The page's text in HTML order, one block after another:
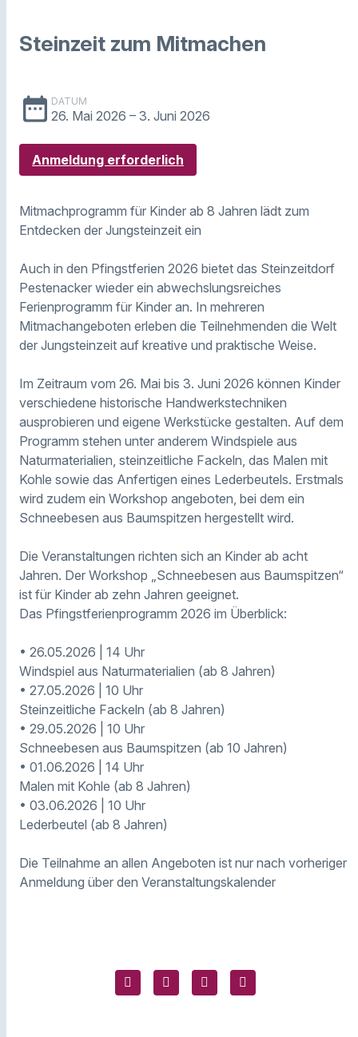
Steinzeit zum Mitmachen
date_range DATUM
26. Mai 2026 – 3. Juni 2026
Anmeldung erforderlich
Mitmachprogramm für Kinder ab 8 Jahren lädt zum
Entdecken der Jungsteinzeit ein
Auch in den Pfingstferien 2026 bietet das Steinzeitdorf
Pestenacker wieder ein abwechslungsreiches
Ferienprogramm für Kinder an. In mehreren
Mitmachangeboten erleben die Teilnehmenden die Welt
der Jungsteinzeit auf kreative und praktische Weise.
Im Zeitraum vom 26. Mai bis 3. Juni 2026 können Kinder
verschiedene historische Handwerkstechniken
ausprobieren und eigene Werkstücke gestalten. Auf dem
Programm stehen unter anderem Windspiele aus
Naturmaterialien, steinzeitliche Fackeln, das Malen mit
Kohle sowie das Anfertigen eines Lederbeutels. Erstmals
wird zudem ein Workshop angeboten, bei dem ein
Schneebesen aus Baumspitzen hergestellt wird.
Die Veranstaltungen richten sich an Kinder ab acht
Jahren. Der Workshop „Schneebesen aus Baumspitzen“
ist für Kinder ab zehn Jahren geeignet.
Das Pfingstferienprogramm 2026 im Überblick:
• 26.05.2026 | 14 Uhr
Windspiel aus Naturmaterialien (ab 8 Jahren)
• 27.05.2026 | 10 Uhr
Steinzeitliche Fackeln (ab 8 Jahren)
• 29.05.2026 | 10 Uhr
Schneebesen aus Baumspitzen (ab 10 Jahren)
• 01.06.2026 | 14 Uhr
Malen mit Kohle (ab 8 Jahren)
• 03.06.2026 | 10 Uhr
Lederbeutel (ab 8 Jahren)
Die Teilnahme an allen Angeboten ist nur nach vorheriger
Anmeldung über den Veranstaltungskalender